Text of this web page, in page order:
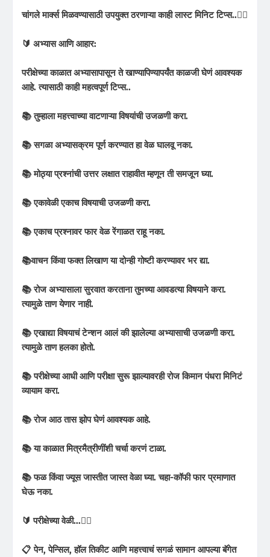
चांगले मार्क्स मिळवण्यासाठी उपयुक्त ठरणाऱ्या काही लास्ट मिनिट टिप्स..👌🏻
🔰 अभ्यास आणि आहार:
परीक्षेच्या काळात अभ्यासापासून ते खाण्यापिण्यापर्यंत काळजी घेणं आवश्यक
आहे. त्यासाठी काही महत्वपूर्ण टिप्स..
📚 तुम्हाला महत्त्वाच्या वाटणाऱ्या विषयांची उजळणी करा.
📚 सगळा अभ्यासक्रम पूर्ण करण्यात हा वेळ घालवू नका.
📚 मोठ्या प्रश्नांची उत्तर लक्षात राहावीत म्हणून ती समजून घ्या.
📚 एकावेळी एकाच विषयाची उजळणी करा.
📚 एकाच प्रश्नावर फार वेळ रेंगाळत राहू नका.
📚वाचन किंवा फक्त लिखाण या दोन्ही गोष्टी करण्यावर भर द्या.
📚 रोज अभ्यासाला सुरवात करताना तुमच्या आवडत्या विषयाने करा.
त्यामुळे ताण येणार नाही.
📚 एखाद्या विषयाचं टेन्शन आलं की झालेल्या अभ्यासाची उजळणी करा.
त्यामुळे ताण हलका होतो.
📚 परीक्षेच्या आधी आणि परीक्षा सुरू झाल्यावरही रोज किमान पंधरा मिनिटं
व्यायाम करा.
📚 रोज आठ तास झोप घेणं आवश्यक आहे.
📚 या काळात मित्रमैत्रीणींशी चर्चा करणं टाळा.
📚 फळ किंवा ज्यूस जास्तीत जास्त वेळा घ्या. चहा-कॉफी फार प्रमाणात
घेऊ नका.
🔰 परीक्षेच्या वेळी...✍🏻
📋 पेन, पेन्सिल, हॉल तिकीट आणि महत्त्वाचं सगळं सामान आपल्या बॅगेत